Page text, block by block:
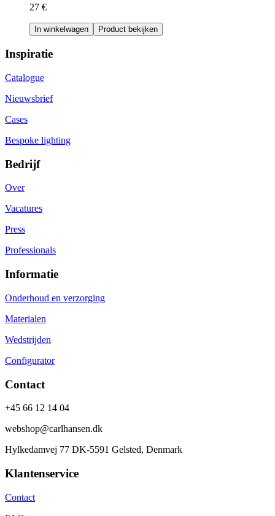
27 €
In winkelwagen Product bekijken
Inspiratie
Catalogue
Nieuwsbrief
Cases
Bespoke lighting
Bedrijf
Over
Vacatures
Press
Professionals
Informatie
Onderhoud en verzorging
Materialen
Wedstrijden
Configurator
Contact
+45 66 12 14 04
webshop@carlhansen.dk
Hylkedamvej 77 DK-5591 Gelsted, Denmark
Klantenservice
Contact